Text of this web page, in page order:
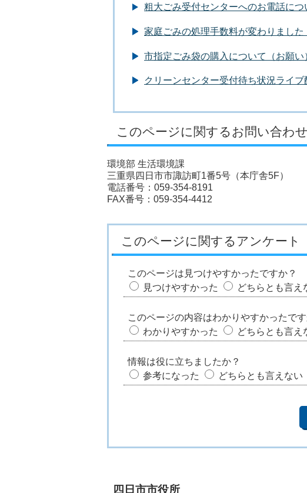
粗大ごみ受付センターへのお電話につ
家庭ごみの処理手数料が変わりました
市指定ごみ袋の購入について（お願い
クリーンセンター受付待ち状況ライブ
このページに関するお問い合わ
環境部 生活環境課
三重県四日市市諏訪町1番5号（本庁舎5F）
電話番号：059-354-8191
FAX番号：059-354-4412
このページに関するアンケート
このページは見つけやすかったですか？
見つけやすかった
どちらとも言え
このページの内容はわかりやすかったです
わかりやすかった
どちらとも言え
情報は役に立ちましたか？
参考になった
どちらとも言えない
四日市市役所